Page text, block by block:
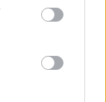
may click to
party tags to
in below Google
και